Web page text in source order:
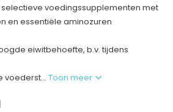
selectieve voedingssupplementen met
en essentiële aminozuren
eiwitbehoefte, b.v. tijdens
voederst...Toon meer